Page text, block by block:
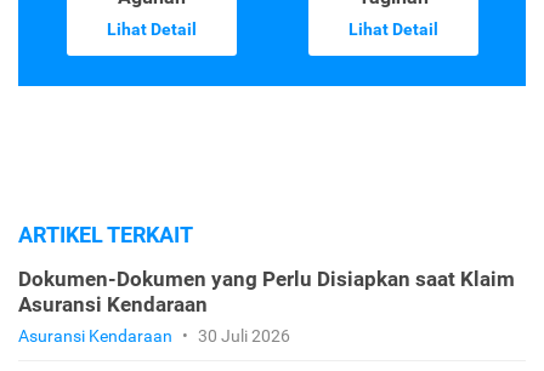
Lihat Detail Lihat Detail
ARTIKEL TERKAIT
Dokumen-Dokumen yang Perlu Disiapkan saat Klaim
Asuransi Kendaraan
Asuransi Kendaraan • 30 Juli 2026